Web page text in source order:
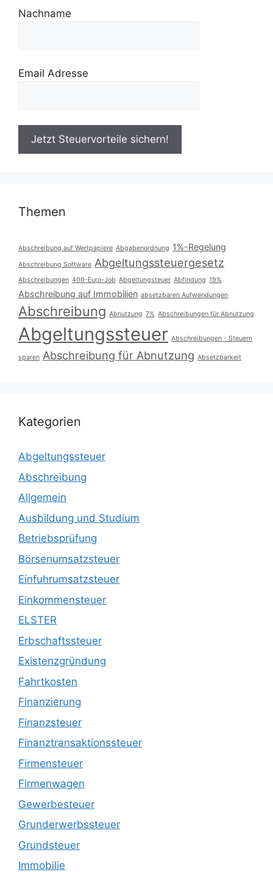
Nachname
Email Adresse
Themen
Abschreibung auf Wertpapiere Abgabenordnung 1%-Regelung
Abschreibung Software Abgeltungssteuergesetz
Abschreibungen 400-Euro-Job Abgeltungsteuer Abfindung 19%
Abschreibung auf Immobilien absetzbaren Aufwendungen
Abschreibung Abnutzung 7% Abschreibungen für Abnutzung
Abgeltungssteuer Abschreibungen - Steuern
sparen Abschreibung für Abnutzung Absetzbarkeit
Kategorien
Abgeltungssteuer
Abschreibung
Allgemein
Ausbildung und Studium
Betriebsprüfung
Börsenumsatzsteuer
Einfuhrumsatzsteuer
Einkommensteuer
ELSTER
Erbschaftssteuer
Existenzgründung
Fahrtkosten
Finanzierung
Finanzsteuer
Finanztransaktionssteuer
Firmensteuer
Firmenwagen
Gewerbesteuer
Grunderwerbssteuer
Grundsteuer
Immobilie